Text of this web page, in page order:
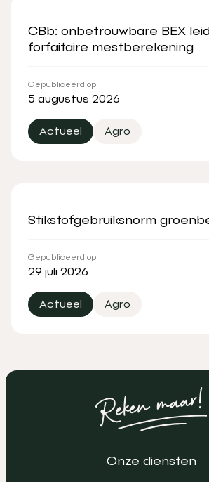
CBb: onbetrouwbare BEX
forfaitaire mestberekening
Gepubliceerd op
5 augustus 2026
Actueel Agro
Stikstofgebruiksnorm
Gepubliceerd op
29 juli 2026
Actueel Agro
Onze diensten